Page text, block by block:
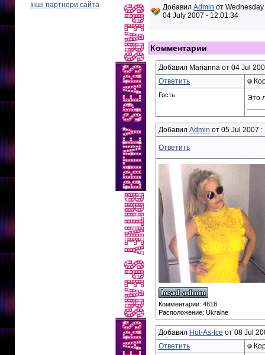
Інші партнери сайта ДобавилAdmin от Wednesday
04 July 2007 - 12:01:34
Комментарии
Добавил Marianna от 04 Jul
Ответить
Гость Это
Добавил Admin от 05 Jul 2007 :
Ответить
Комментарии: 4618
Расположение: Ukraine
Добавил Hot-As-Ice от 08 Jul
Ответить